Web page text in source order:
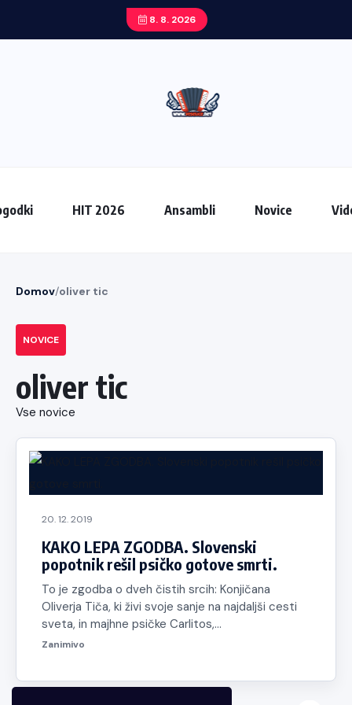
8. 8. 2026
HIT 2026 Ansambli Novice
Domov/oliver tic
NOVICE
oliver tic
Vse novice
20. 12. 2019
KAKO LEPA ZGODBA. Slovenski
popotnik rešil psičko gotove smrti.
To je zgodba o dveh čistih srcih: Konjičana
Oliverja Tiča, ki živi svoje sanje na najdaljši cesti
sveta, in majhne psičke Carlitos,…
Zanimivo